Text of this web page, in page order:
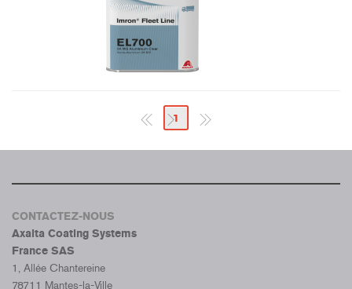
1
CONTACTEZ-NOUS
Axalta Coating Systems
France SAS
1, Allée Chantereine
78711 Mantes-la-Ville